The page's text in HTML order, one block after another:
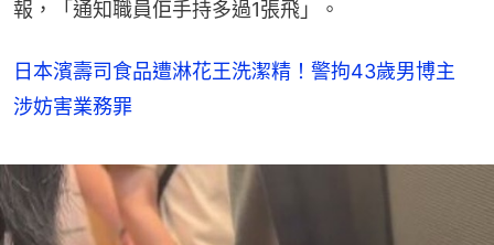
報，「通知職員佢手持多過1張飛」。
日本濱壽司食品遭淋花王洗潔精！警拘43歲男博主
涉妨害業務罪